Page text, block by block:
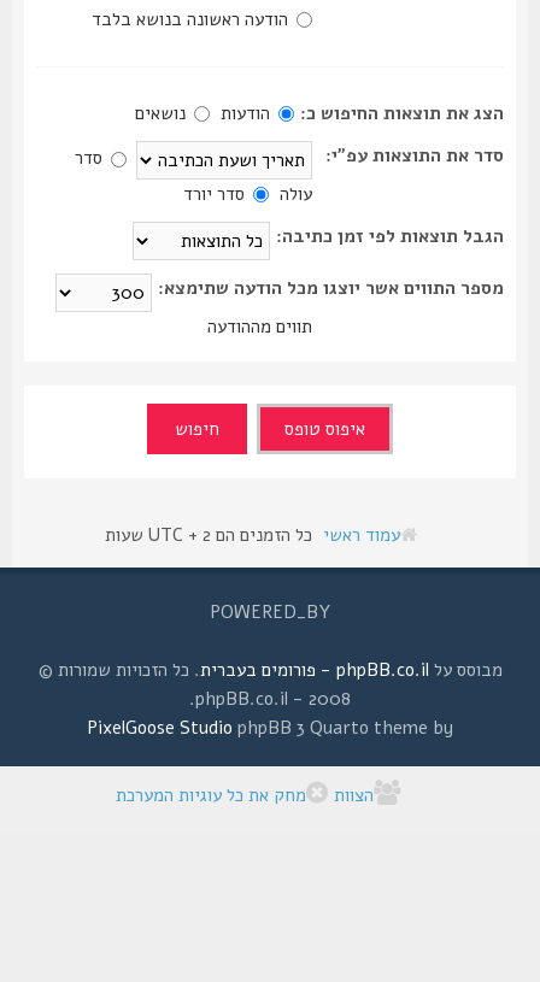
הודעה ראשונה בנושא בלבד
הצג את תוצאות החיפוש כ: הודעות
נושאים
סדר את התוצאות עפ"י:
סדר
סדר יורד
הגבל תוצאות לפי זמן כתיבה:
מספר התווים אשר יוצגו מכל הודעה שתימצא:
תווים מההודעה
עמוד ראשי כל הזמנים הם UTC + 2 שעות
POWERED_BY
מבוסס עלphpBB.co.il - פורומים בעברית
. כל הזכויות שמורות ©
2008 - phpBB.co.il.
phpBB 3 Quarto theme by
PixelGoose Studio
הצוות מחק את כל עוגיות המערכת